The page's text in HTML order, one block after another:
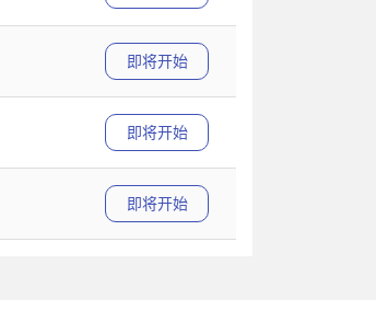
即将开始
即将开始
即将开始